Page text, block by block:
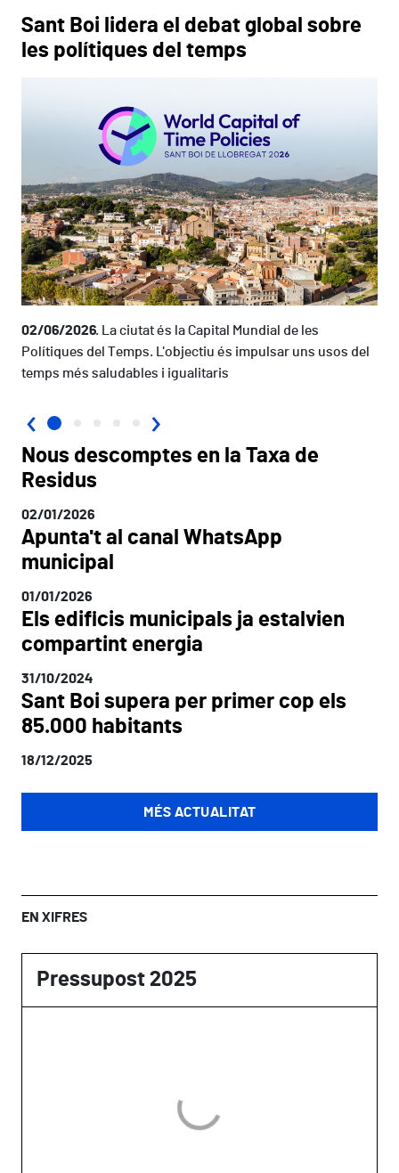
Sant Boi lidera el debat global sobre
les polítiques del temps
02/06/2026
La ciutat és la Capital Mundial de les
Polítiques del Temps. L'objectiu és impulsar uns usos del
temps més saludables i igualitaris
‹ ›
Nous descomptes en la Taxa de
Residus
02/01/2026
Apunta't al canal WhatsApp
municipal
01/01/2026
Els edificis municipals ja estalvien
compartint energia
31/10/2024
Sant Boi supera per primer cop els
85.000 habitants
18/12/2025
MÉS ACTUALITAT
EN XIFRES
Pressupost 2025